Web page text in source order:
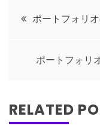
投
ビ
ポートフォリ
ポートフォリ
RELATED